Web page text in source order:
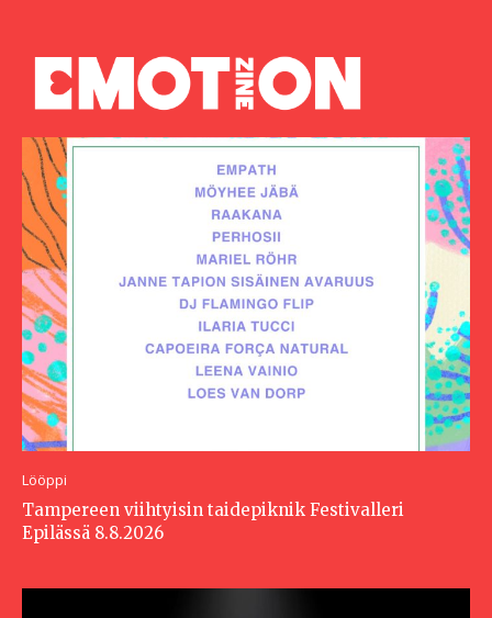
Lööppi
Tampereen viihtyisin taidepiknik Festivalleri
Epilässä 8.8.2026